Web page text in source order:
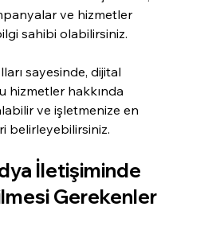
ve hizmetler
sahibi olabilirsiniz.
sayesinde, dijital
hizmetler hakkında
ve işletmenize en
belirleyebilirsiniz.
İletişiminde
Gerekenler